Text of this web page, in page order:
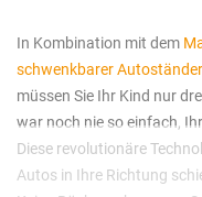
In Kombination mit dem
schwenkbarer Autoständer
müssen Sie Ihr Kind nur
war noch nie so einfach,
Diese revolutionäre
Autos in Ihre Richtung